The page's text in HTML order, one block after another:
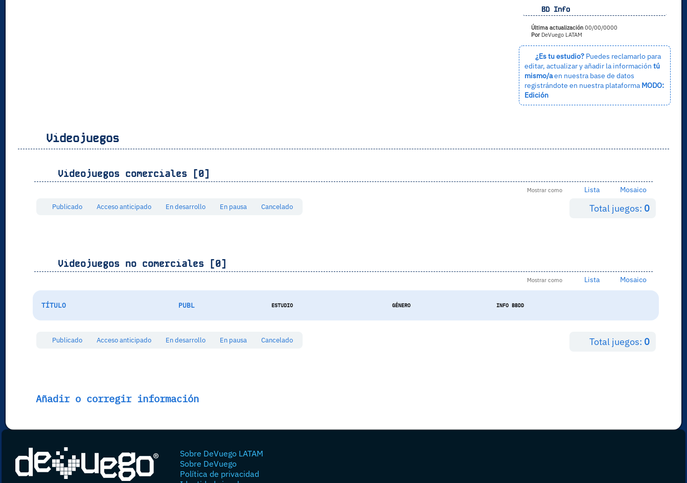
BD Info
Última actualización00/00/0000
PorDeVuego LATAM
¿Es tu estudio?Puedes reclamarlo para
editar, actualizar y añadir la información tú
mismo/aen nuestra base de datos
registrándote en nuestra plataforma MODO:
Edición
Videojuegos
Videojuegos comerciales [0]
Mostrar como Lista Mosaico
Total juegos: 0
Publicado Acceso anticipado En desarrollo En pausa Cancelado
Videojuegos no comerciales [0]
Mostrar como Lista Mosaico
TÍTULO PUBL ESTUDIO GÉNERO INFO BBDD
Total juegos: 0
Publicado Acceso anticipado En desarrollo En pausa Cancelado
Añadir o corregir información
Sobre DeVuego LATAM
Sobre DeVuego
Política de privacidad